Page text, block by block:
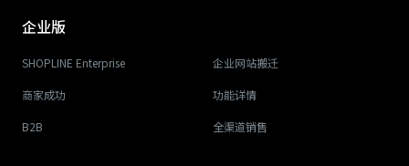
企业版
SHOPLINE Enterprise 企业网站搬迁
商家成功 功能详情
B2B 全渠道销售